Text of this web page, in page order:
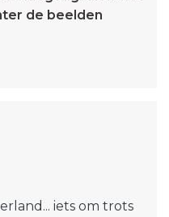
de beelden
iets om trots